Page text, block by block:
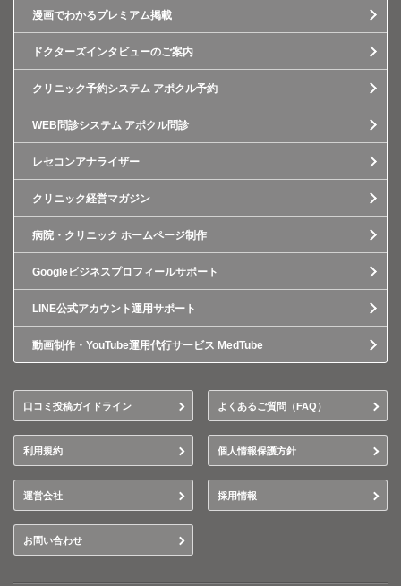
漫画でわかるプレミアム掲載
ドクターズインタビューのご案内
クリニック予約システム アポクル予約
WEB問診システム アポクル問診
レセコンアナライザー
クリニック経営マガジン
病院・クリニック ホームページ制作
Googleビジネスプロフィールサポート
LINE公式アカウント運用サポート
動画制作・YouTube運用代行サービス MedTube
口コミ投稿ガイドライン よくあるご質問（FAQ）
利用規約 個人情報保護方針
運営会社 採用情報
お問い合わせ